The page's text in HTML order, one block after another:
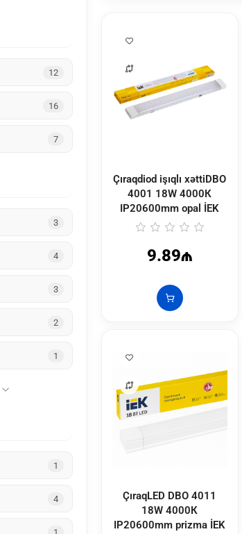
12
16
7
3
4
3
2
1
1
4
Çıraqdiod işıqlı xəttiDBO
4001 18W 4000К
IP20600mm opal İEK
9.89₼
ÇıraqLED DBO 4011
18W 4000К
IP20600mm prizma İEK